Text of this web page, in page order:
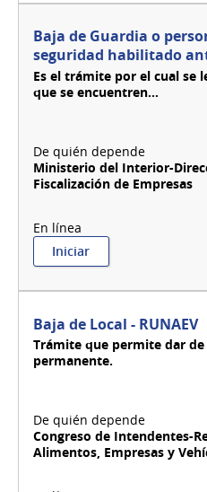
Baja de Guardia o
seguridad habilitado
Es el trámite por el cual se
que se encuentren...
Ministerio del Interior-
Fiscalización de Empresas
Iniciar:
Baja
o
personal
dependiente
de
ante
la
DI.GE.F.E.
Baja de Local - RUNAEV
Trámite que permite dar
permanente.
Congreso de Intendentes-
Alimentos, Empresas y